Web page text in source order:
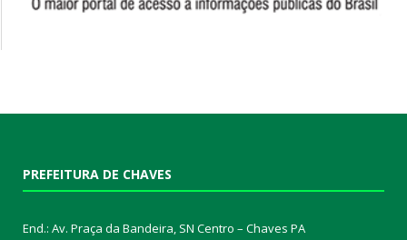
PREFEITURA DE CHAVES
End.: Av. Praça da Bandeira, SN Centro – Chaves PA